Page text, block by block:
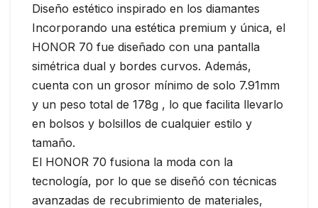
Diseño estético inspirado en los diamantes
Incorporando una estética premium y única, el
HONOR 70 fue diseñado con una pantalla
simétrica dual y bordes curvos. Además,
cuenta con un grosor mínimo de solo 7.91mm
y un peso total de 178g , lo que facilita llevarlo
en bolsos y bolsillos de cualquier estilo y
tamaño.
El HONOR 70 fusiona la moda con la
tecnología, por lo que se diseñó con técnicas
avanzadas de recubrimiento de materiales,